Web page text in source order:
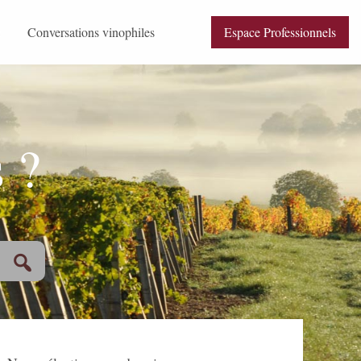
Beaune selon Anima Vinum
2025 pas à pas FAQ (Français / English)
Conversations vinophiles Espace Professionnels
?